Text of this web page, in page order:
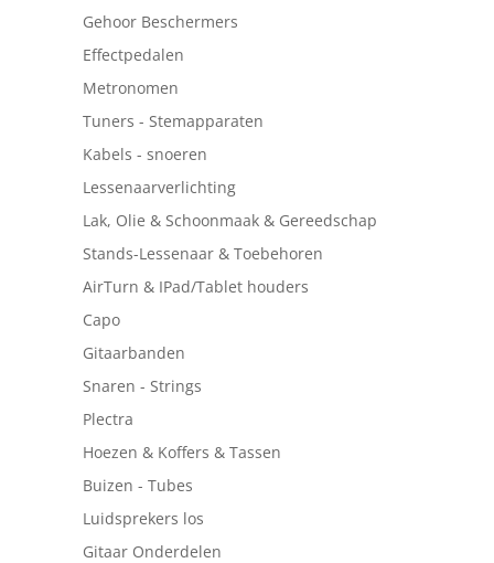
Gehoor Beschermers
Effectpedalen
Metronomen
Tuners - Stemapparaten
Kabels - snoeren
Lessenaarverlichting
Lak, Olie & Schoonmaak & Gereedschap
Stands-Lessenaar & Toebehoren
AirTurn & IPad/Tablet houders
Capo
Gitaarbanden
Snaren - Strings
Plectra
Hoezen & Koffers & Tassen
Buizen - Tubes
Luidsprekers los
Gitaar Onderdelen